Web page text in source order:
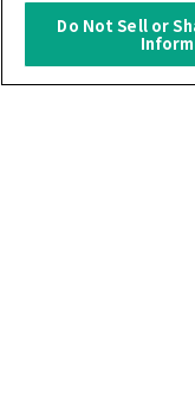
いただきます。審査
Do Not Sell or